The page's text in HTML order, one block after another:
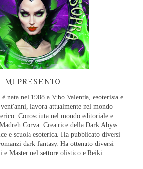
MI PRESENTO
nata nel 1988 a Vibo Valentia, esoterista e
lavora attualmente nel mondo
Conosciuta nel mondo editoriale e
Corva. Creatrice della Dark Abyss
e scuola esoterica. Ha pubblicato diversi
dark fantasy. Ha ottenuto diversi
e Master nel settore olistico e Reiki.